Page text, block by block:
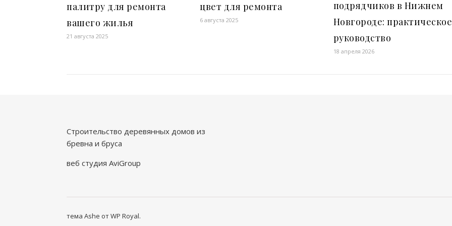
палитру для ремонта
вашего жилья
21 августа 2025
цвет для ремонта
6 августа 2025
подрядчиков в Нижнем
Новгороде: практическое
руководство
18 апреля 2026
Строительство деревянных домов из
бревна и бруса
веб студия AviGroup
тема Ashe отWP Royal.